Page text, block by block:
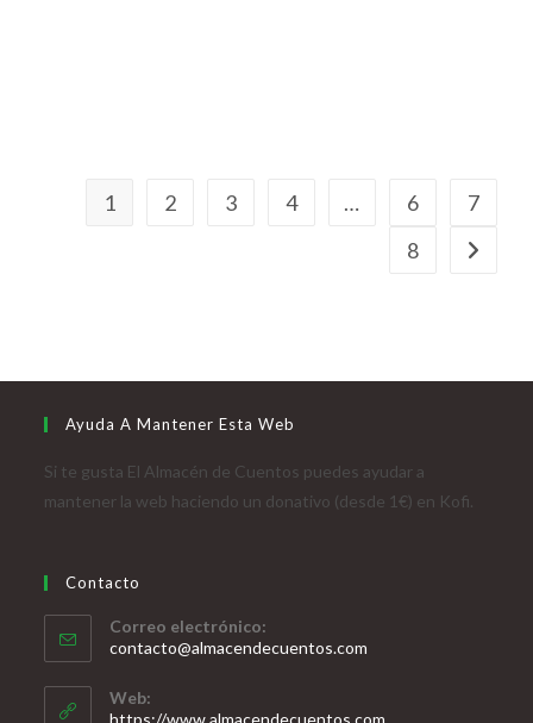
1 2 3 4 … 6
7
8
Ayuda A Mantener Esta Web
Si te gusta El Almacén de Cuentos puedes ayudar a
mantener la web haciendo un donativo (desde 1€) en Kofi.
Contacto
Correo electrónico:
contacto@almacendecuentos.com
Web: